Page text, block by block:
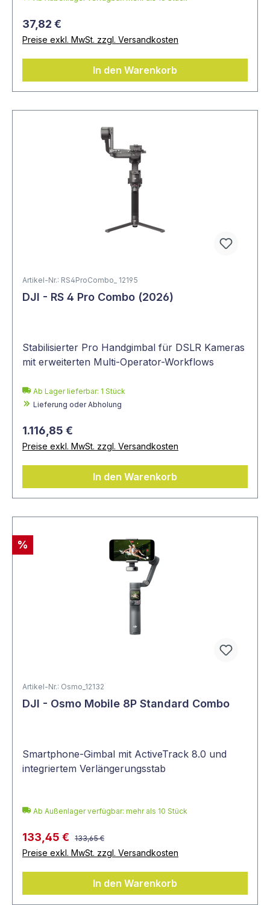
37,82 €
Preise exkl. MwSt. zzgl. Versandkosten
In den Warenkorb
Artikel-Nr.: RS4ProCombo_ 12195
DJI - RS 4 Pro Combo (2026)
Stabilisierter Pro Handgimbal für DSLR Kameras
mit erweiterten Multi-Operator-Workflows
Ab Lager lieferbar: 1 Stück
Lieferung oder Abholung
1.116,85 €
Preise exkl. MwSt. zzgl. Versandkosten
In den Warenkorb
%
Artikel-Nr.: Osmo_12132
DJI - Osmo Mobile 8P Standard Combo
Smartphone-Gimbal mit ActiveTrack 8.0 und
integriertem Verlängerungsstab
Ab Außenlager verfügbar: mehr als 10 Stück
133,45 € 133,65 €
Preise exkl. MwSt. zzgl. Versandkosten
In den Warenkorb